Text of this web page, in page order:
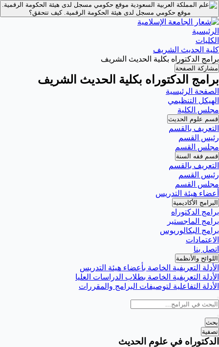
موقع حكومي مسجل لدى هيئة الحكومة الرقمية.
موقع حكومي مسجل لدى هيئة الحكومة الرقمية.كيف تتحقق؟
الرئيسية
الكليات
كلية الحديث الشريف
برامج الدكتوراه بكلية الحديث الشريف
مشاركة الصفحة
برامج الدكتوراه بكلية الحديث الشريف
الصفحة الرئيسية
الهيكل التنظيمي
مجلس الكلية
قسم علوم الحديث
التعريف بالقسم
رئيس القسم
مجلس القسم
قسم فقه السنة
التعريف بالقسم
رئيس القسم
مجلس القسم
أعضاء هيئة التدريس
البرامج الأكاديمية
برامج الدكتوراه
برامج الماجستير
برامج البكالوريوس
الاعتمادات
اتصل بنا
اللوائح والأنظمة
الأدلة التعريفية الخاصة بأعضاء هيئة التدريس
الأدلة التعريفية الخاصة بطلاب الدراسات العليا
الأدلة التفاعلية لتوصيفات البرامج والمقررات
بحث
تصفية
الدكتوراه في علوم الحديث